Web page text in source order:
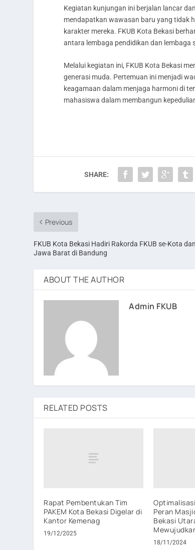
Kegiatan kunjungan ini berjalan lancar
mendapatkan wawasan baru yang tidak
karakter mereka. FKUB Kota Bekasi
antara lembaga pendidikan dan
Melalui kegiatan ini, FKUB Kota Bekasi
generasi muda. Pertemuan ini menjadi
keagamaan dalam menjaga harmoni di
mahasiswa dalam membangun
SHARE:
Previous
FKUB Kota Bekasi Hadiri Rakorda FKUB se-Kota
Jawa Barat di Bandung
ABOUT THE AUTHOR
Admin FKUB
RELATED POSTS
Rapat Pembentukan Tim
PAKEM Kota Bekasi Digelar di
Kantor Kemenag
19/12/2025
Peran
Bekasi
18/11/2024